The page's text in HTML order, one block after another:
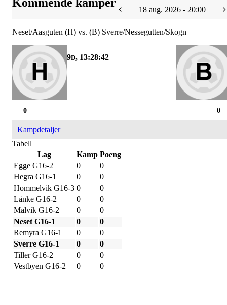
18 aug. 2026 - 20:00
Neset/Aasguten (H) vs. (B) Sverre/Nessegutten/Skogn
9D, 13:28:42
0
0
Kampdetaljer
Tabell
Lag
Kamp Poeng
Egge G16-2
0
0
Hegra G16-1
0
0
Hommelvik G16-3 0
0
Lånke G16-2
0
0
Malvik G16-2
0
0
Neset G16-1
0
0
Remyra G16-1
0
0
Sverre G16-1
0
0
Tiller G16-2
0
0
Vestbyen G16-2
0 0